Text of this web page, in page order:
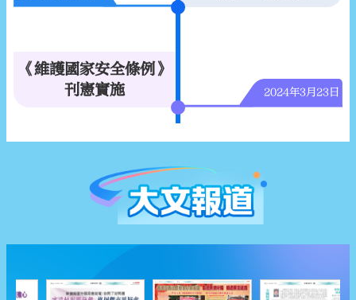
2024年3月23日
《維護國家安全條例》
刊憲實施